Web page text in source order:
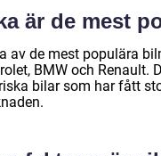
är de mest
av de mest populära
BMW och Renault.
bilar som har fått